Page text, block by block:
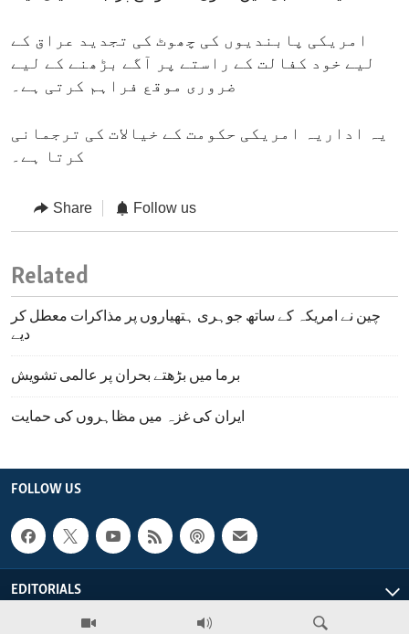
امریکی پابندیوں کی چھوٹ کی تجدید عراق کے
لیے خود کفالت کے راستے پر آگے بڑھنے کے لیے
ضروری موقع فراہم کرتی ہے۔
یہ اداریہ امریکی حکومت کے خیالات کی ترجمانی
کرتا ہے۔
Share Follow us
Related
چین نے امریکہ کے ساتھ جوہری ہتھیاروں پر مذاکرات معطل کر
دیے
برما میں بڑھتے بحران پر عالمی تشویش
ایران کی غزہ میں مظاہروں کی حمایت
FOLLOW US
EDITORIALS